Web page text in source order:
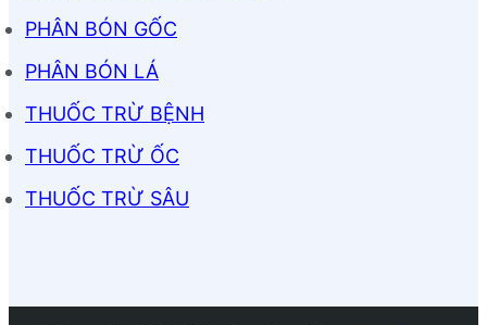
PHÂN BÓN GỐC
PHÂN BÓN LÁ
THUỐC TRỪ BỆNH
THUỐC TRỪ ỐC
THUỐC TRỪ SÂU